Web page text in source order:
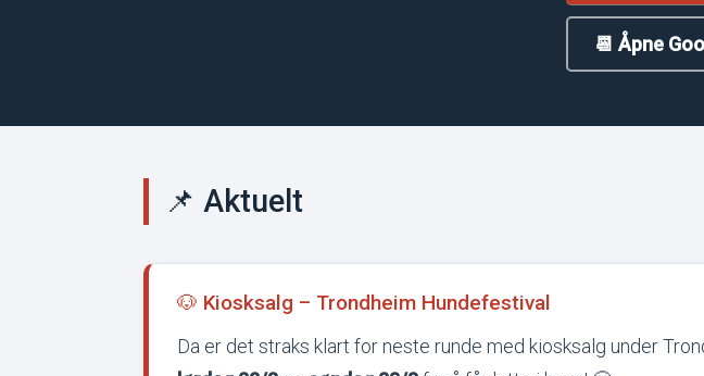
📆 Åpne
📌 Aktuelt
🐶 Kiosksalg – Trondheim Hundefestival
Da er det straks klart for neste runde med kiosksalg under